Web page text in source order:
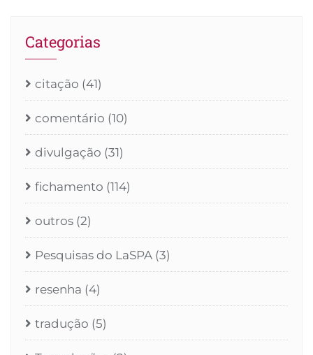
Categorias
citação (41)
comentário (10)
divulgação (31)
fichamento (114)
outros (2)
Pesquisas do LaSPA (3)
resenha (4)
tradução (5)